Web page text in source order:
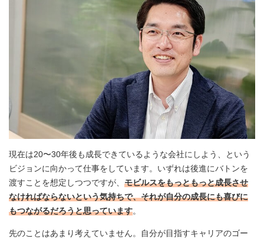
現在は20〜30年後も成長できているような会社にしよう、という
ビジョンに向かって仕事をしています。いずれは後進にバトンを
渡すことを想定しつつですが、 モビルスをもっともっと成長させ
なければならないという気持ちで、それが自分の成長にも喜びに
もつながるだろうと思っています。
先のことはあまり考えていません。自分が目指すキャリアのゴー